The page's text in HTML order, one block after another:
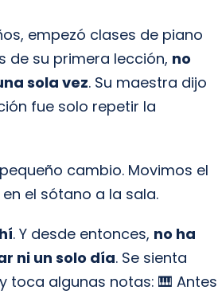
empezó clases de piano
de su primera lección, no
sola vez. Su maestra dijo
fue solo repetir la
cambio. Movimos el
el sótano a la sala.
. Y desde entonces, no ha
ni un solo día. Se sienta
toca algunas notas: 🎹 Antes